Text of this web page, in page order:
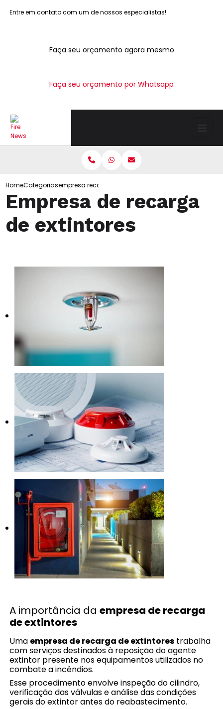
Entre em contato com um de nossos especialistas!
Faça seu orçamento agora mesmo
Faça seu orçamento por Whatsapp
HomeCategoriasempresa recarga extintores
Empresa de recarga
de extintores
A importância daempresa de recarga
de extintores
Uma empresa de recarga de extintores trabalha
com serviços destinados à reposição do agente
extintor presente nos equipamentos utilizados no
combate a incêndios.
Esse procedimento envolve inspeção do cilindro,
verificação das válvulas e análise das condições
gerais do extintor antes do reabastecimento.